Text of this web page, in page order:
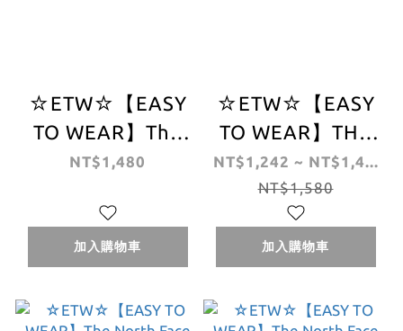
☆ETW☆【EASY
TO WEAR】The
North Face
Brimmer 北臉 遮
陽 帽 登山帽 漁夫
NT$1,480
加入購物車
☆ETW☆【EASY
TO WEAR】THE
NORTH FACE
HORIZON
BREEZE
BRIMMER HAT 北
漁夫帽
NT$1,242 ~ NT$1,4...
NT$1,580
加入購物車